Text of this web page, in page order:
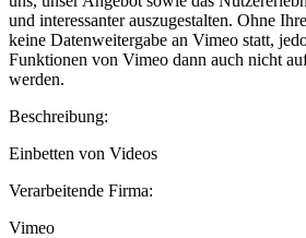
und interessanter auszugestalten. Ohne
keine Datenweitergabe an Vimeo statt,
Funktionen von Vimeo dann auch nicht
werden.
Beschreibung:
Einbetten von Videos
Verarbeitende Firma:
Vimeo